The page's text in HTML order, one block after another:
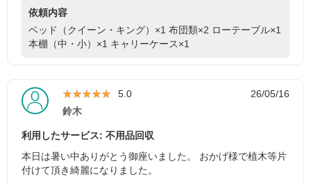
依頼内容
ベッド（クイーン・キング）×1 布団類×2 ローテーブル×1
本棚（中・小）×1 キャリーケース×1
★★★★★
★★★★★ 5.0
26/05/16
鈴木
利用したサービス: 不用品回収
本日は暑い中ありがとう御座いました。 おかげ様で植木等片
付けて頂き綺麗になりました。